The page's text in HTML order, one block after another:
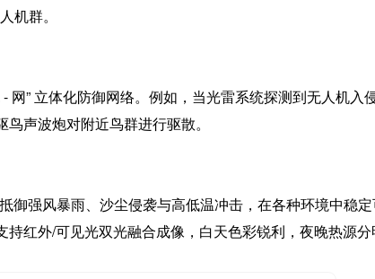
机群。
- 网” 立体化防御网络。例如，当光雷系统探测到无人机入
声波炮对附近鸟群进行驱散。
御强风暴雨、沙尘侵袭与高低温冲击，在各种环境中稳
红外/可见光双光融合成像，白天色彩锐利，夜晚热源分